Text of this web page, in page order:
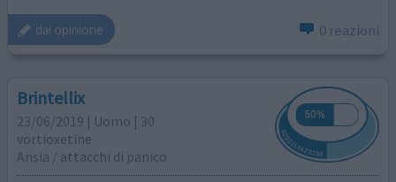
dai opinione 0 reazioni
Brintellix
23/06/2019 | Uomo | 30
vortioxetine
Ansia / attacchi di panico